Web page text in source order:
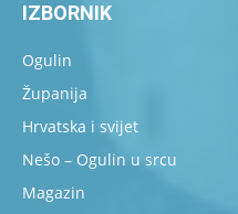
IZBORNIK
Ogulin
Županija
Hrvatska i svijet
Nešo – Ogulin u srcu
Magazin